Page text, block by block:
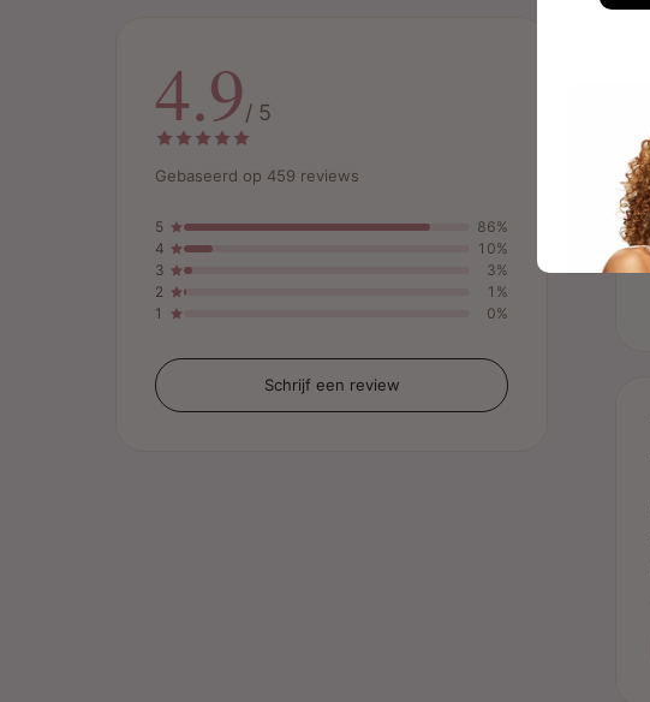
4.9/ 5
Gebaseerd op 459 reviews
5
86%
4
10%
3
3%
2
1%
1
0%
Schrijf een review